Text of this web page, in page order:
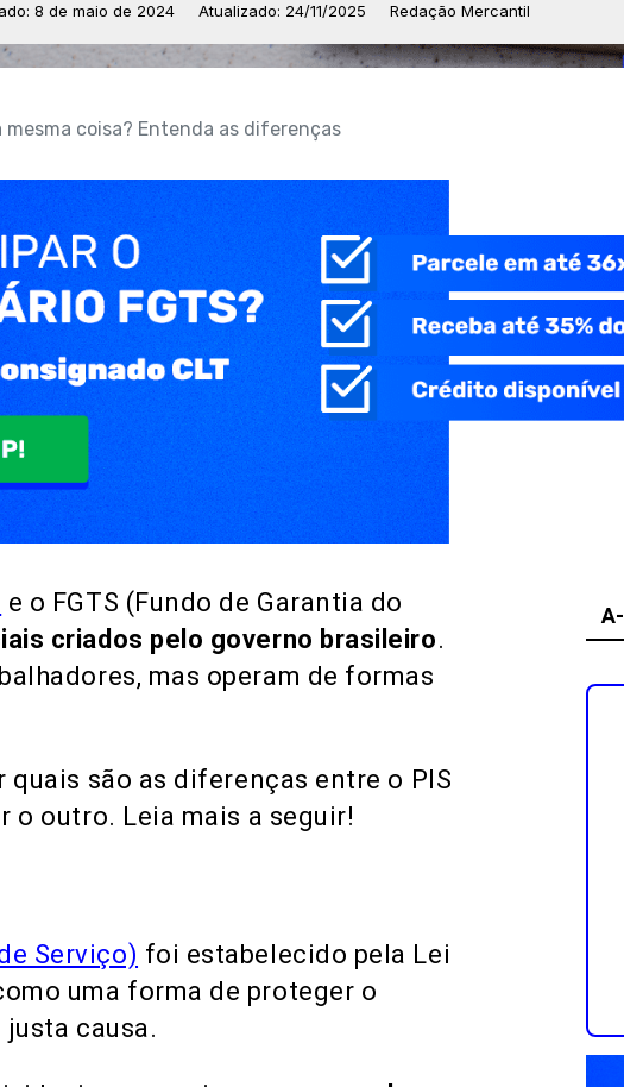
8 de maio de 2024 Atualizado: 24/11/2025 Redação Mercantil
mesma coisa? Entenda as diferenças
e o FGTS (Fundo de Garantia do
criados pelo governo brasileiro.
mas operam de formas
são as diferenças entre o PIS
o outro. Leia mais a seguir!
Serviço) foi estabelecido pela Lei
uma forma de proteger o
causa.
A-